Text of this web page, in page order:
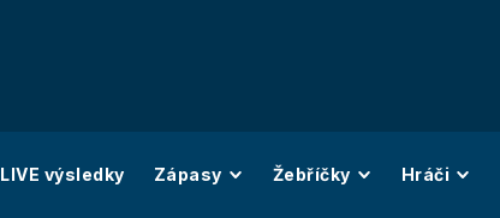
LIVE výsledky Zápasy Žebříčky Hráči